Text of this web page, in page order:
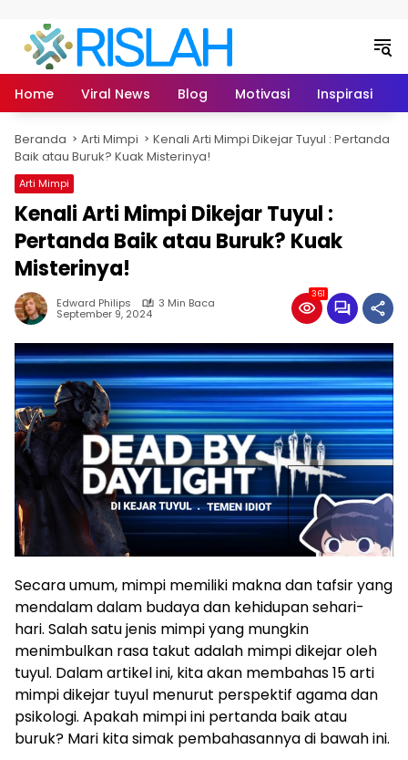
Home Viral News Blog Motivasi Inspirasi
Beranda Arti Mimpi
Kenali Arti Mimpi Dikejar Tuyul : Pertanda
Baik atau Buruk? Kuak Misterinya!
Arti Mimpi
Kenali Arti Mimpi Dikejar Tuyul :
Pertanda Baik atau Buruk? Kuak
Misterinya!
Edward Philips 3 Min Baca
September 9, 2024
361
Secara umum, mimpi memiliki makna dan tafsir yang
mendalam dalam budaya dan kehidupan sehari-
hari. Salah satu jenis mimpi yang mungkin
menimbulkan rasa takut adalah mimpi dikejar oleh
tuyul. Dalam artikel ini, kita akan membahas 15 arti
mimpi dikejar tuyul menurut perspektif agama dan
psikologi. Apakah mimpi ini pertanda baik atau
buruk? Mari kita simak pembahasannya di bawah ini.